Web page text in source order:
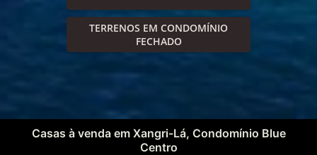
TERRENOS EM CONDOMÍNIO
FECHADO
Casas à venda em Xangri-Lá, Condomínio Blue
Centro